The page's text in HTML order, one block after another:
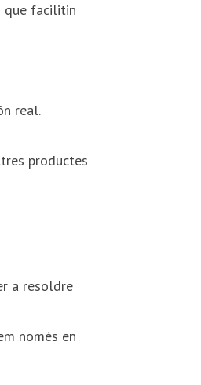
que facilitin
real.​
productes
a resoldre
només en